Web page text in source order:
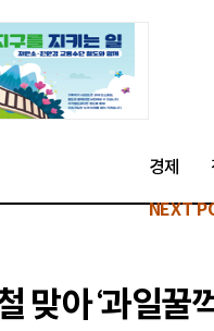
경제
NEXT
맞아 ‘과일꿀